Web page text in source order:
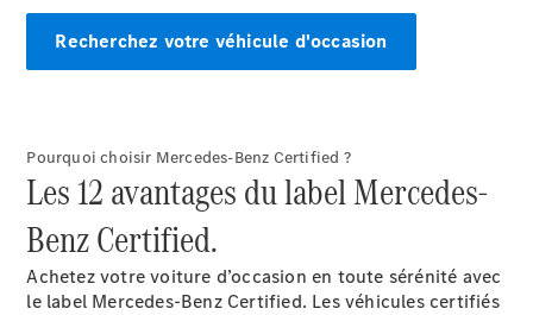
G
Électrique
Classe G
véhicule
neuf en
Configurez
votre
véhicule
Recherchez votre véhicule d'occasion
Pourquoi choisir Mercedes-Benz Certified ?
Les 12 avantages du label Mercedes-
Benz Certified.
Achetez votre voiture d’occasion en toute sérénité avec
le label Mercedes-Benz Certified. Les véhicules certifiés